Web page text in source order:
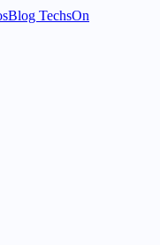
Blog TechsOn